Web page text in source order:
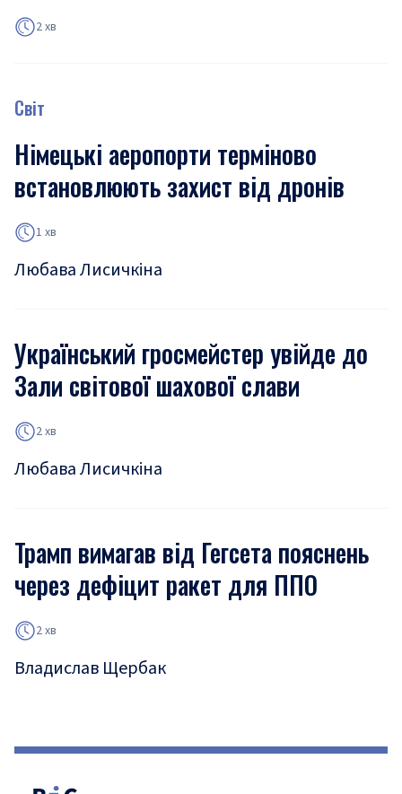
2 хв
Світ
Німецькі аеропорти терміново
встановлюють захист від дронів
1 хв
Любава Лисичкіна
Український гросмейстер увійде до
Зали світової шахової слави
2 хв
Любава Лисичкіна
Трамп вимагав від Гегсета пояснень
через дефіцит ракет для ППО
2 хв
Владислав Щербак